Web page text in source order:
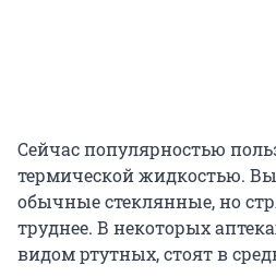
Сейчас популярностью
термической жидкостью.
обычные стеклянные, но
труднее. В некоторых
видом ртутных, стоят в